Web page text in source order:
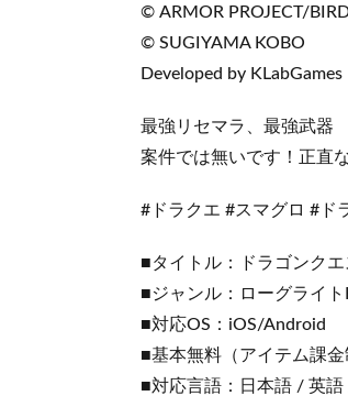
© ARMOR PROJECT/
© SUGIYAMA KOBO
Developed by KLabGames
最強リセマラ、最強武器
案件では無いです！正直
#ドラクエ #スマグロ #ド
■タイトル：ドラゴンク
■ジャンル：ローグライト
■対応OS：iOS/Android
■基本無料（アイテム課金
■対応言語：日本語 / 英